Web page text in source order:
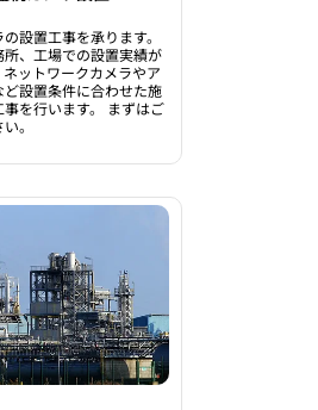
設置工事を承ります。
所、工場での設置実績が
ネットワークカメラやア
ど設置条件に合わせた施
事を行います。 まずはご
。